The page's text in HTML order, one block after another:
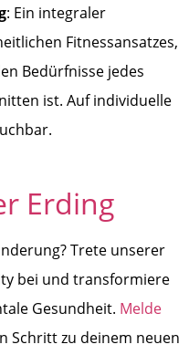
: Ein integraler
Fitnessansatzes,
Bedürfnisse jedes
ist. Auf individuelle
Erding
Trete unserer
bei und transformiere
Gesundheit. Melde
Schritt zu deinem neuen